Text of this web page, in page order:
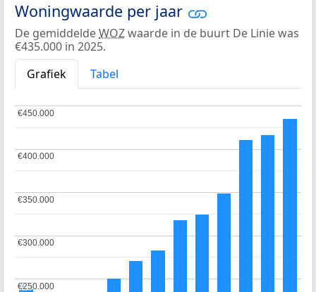
Woningwaarde per jaar
De gemiddeldeWOZwaarde in de buurt De Linie was
€435.000 in 2025.
Grafiek
Tabel
€250.000
€250.000
€300.000
€300.000
€350.000
€350.000
€400.000
€400.000
€450.000
€450.000